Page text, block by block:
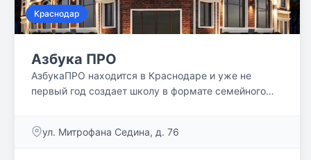
Краснодар
Азбука ПРО
АзбукаПРО находится в Краснодаре и уже не
первый год создает школу в формате семейного
для нас стоят далеко не оценки, а цели, к которым
ул. Митрофана Седина, д. 76